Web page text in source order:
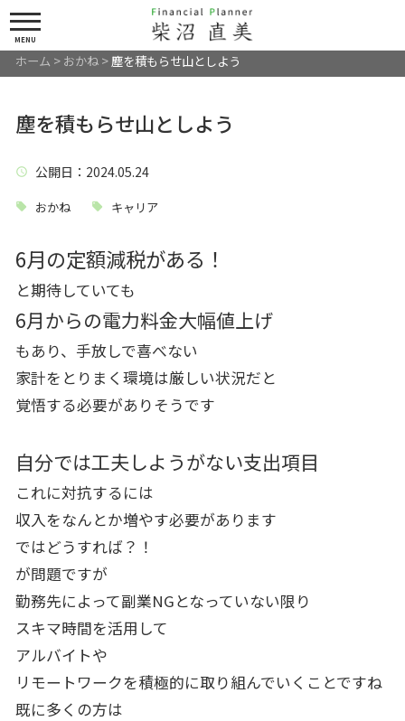
MENU
ホーム > おかね> 塵を積もらせ山としよう
塵を積もらせ山としよう
公開日 ：2024.05.24
おかね キャリア
6月の定額減税がある！
と期待していても
6月からの電力料金大幅値上げ
もあり、手放しで喜べない
家計をとりまく環境は厳しい状況だと
覚悟する必要がありそうです
自分では工夫しようがない支出項目
これに対抗するには
収入をなんとか増やす必要があります
ではどうすれば？！
が問題ですが
勤務先によって副業NGとなっていない限り
スキマ時間を活用して
アルバイトや
リモートワークを積極的に取り組んでいくことですね
既に多くの方は